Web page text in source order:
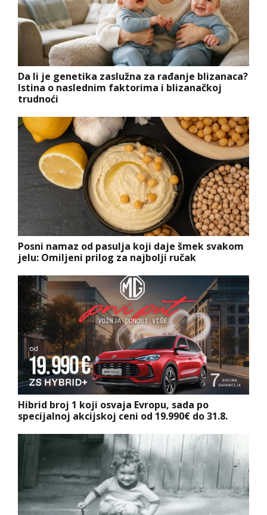
Da li je genetika zaslužna za rađanje blizanaca?
Istina o naslednim faktorima i blizanačkoj
trudnoći
Posni namaz od pasulja koji daje šmek svakom
jelu: Omiljeni prilog za najbolji ručak
Hibrid broj 1 koji osvaja Evropu, sada po
specijalnoj akcijskoj ceni od 19.990€ do 31.8.